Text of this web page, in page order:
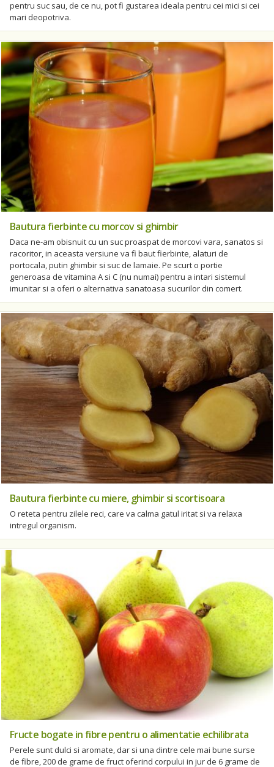
pentru suc sau, de ce nu, pot fi gustarea ideala pentru cei mici si cei
mari deopotriva.
Bautura fierbinte cu morcov si ghimbir
Daca ne-am obisnuit cu un suc proaspat de morcovi vara, sanatos si
racoritor, in aceasta versiune va fi baut fierbinte, alaturi de
portocala, putin ghimbir si suc de lamaie. Pe scurt o portie
generoasa de vitamina A si C (nu numai) pentru a intari sistemul
imunitar si a oferi o alternativa sanatoasa sucurilor din comert.
Bautura fierbinte cu miere, ghimbir si scortisoara
O reteta pentru zilele reci, care va calma gatul iritat si va relaxa
intregul organism.
Fructe bogate in fibre pentru o alimentatie echilibrata
Perele sunt dulci si aromate, dar si una dintre cele mai bune surse
de fibre, 200 de grame de fruct oferind corpului in jur de 6 grame de